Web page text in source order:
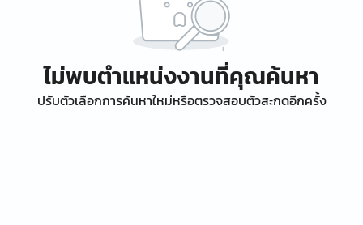
ไม่พบตำแหน่งงานที่คุณค้นหา
ปรับตัวเลือกการค้นหาใหม่หรือตรวจสอบตัวสะกดอีกครั้ง